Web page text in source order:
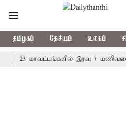
தமிழகம் தேசியம் உலகம்
மாவட்டங்களில் இரவு 7 மணிவரை மழை